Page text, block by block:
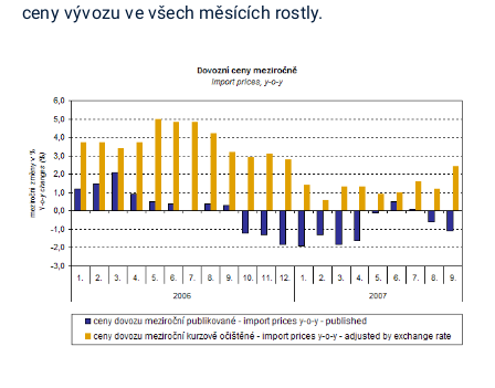
ceny vývozu ve všech měsících rostly.